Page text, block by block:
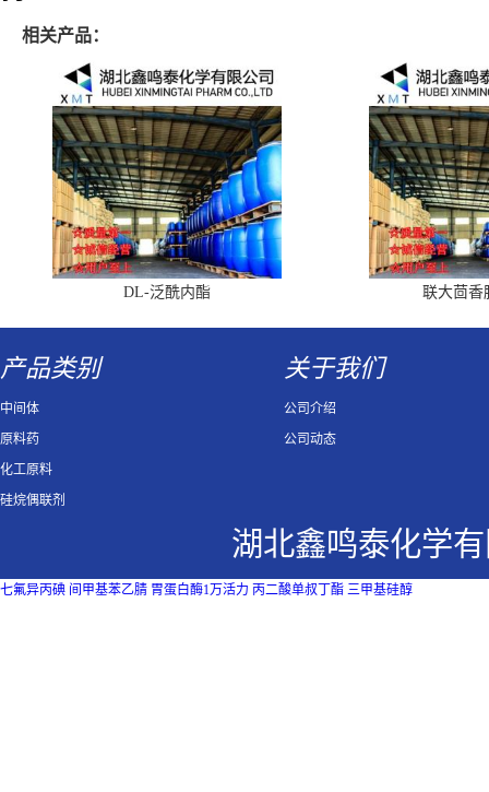
相关产品：
DL-泛酰内酯 联大茴香
产品类别
中间体
原料药
化工原料
硅烷偶联剂
关于我们
公司介绍
公司动态
湖北鑫鸣泰化学
七氟异丙碘 间甲基苯乙腈 胃蛋白酶1万活力 丙二酸单叔丁酯 三甲基硅醇